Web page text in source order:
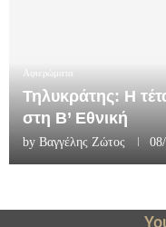
Αφιερώματα
Τηλυκράτης: Η
στη Β’ Εθνική
by Βαγγέλης Ζώτος